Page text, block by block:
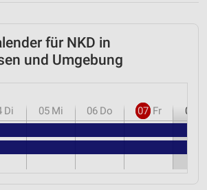
für NKD in
und Umgebung
Di 05 Mi 06 Do 07 Fr 08